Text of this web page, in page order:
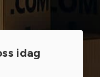
idag